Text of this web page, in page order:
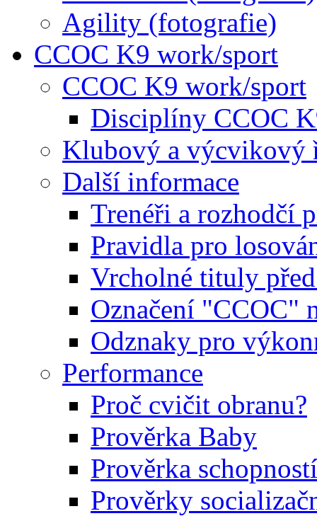
Agility (fotografie)
CCOC K9 work/sport
CCOC K9 work/sport
Disciplíny CCOC
Klubový a výcvikový
Další informace
Trenéři a rozhodčí
Pravidla pro
Vrcholné tituly
Označení "CCOC"
Odznaky pro
Performance
Proč cvičit obranu?
Prověrka Baby
Prověrka
Prověrky